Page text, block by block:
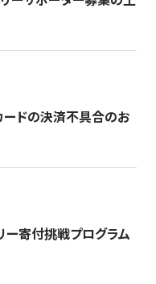
ードの決済不具合のお
ー寄付挑戦プログラム